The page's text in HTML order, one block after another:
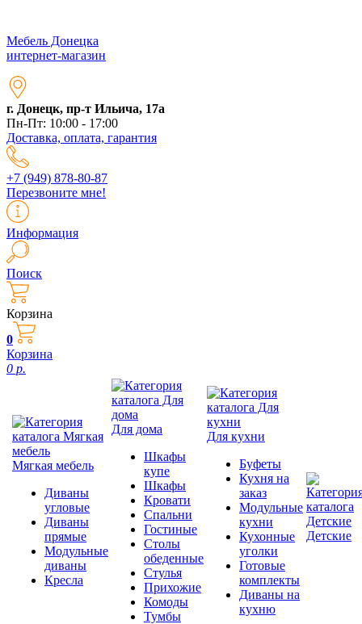
Мебель Донецка
интернет-магазин
г. Донецк, пр-т Ильича, 17а
Пн-Пт: 10:00 - 17:00
Доставка, оплата, гарантия
+7 (949) 878-80-87
Перезвоните мне!
Информация
Поиск
Корзина
0
Корзина
0 р.
Мягкая мебель
Диваны
угловые
Диваны
прямые
Модульные
диваны
Кресла
Для дома
Шкафы
купе
Шкафы
Кровати
Спальни
Гостиные
Столы
обеденные
Стулья
Прихожие
Комоды
Тумбы
Для кухни
Буфеты
Кухня на
заказ
Модульные
кухни
Кухонные
уголки
Готовые
комплекты
Диваны на
кухню
Детские